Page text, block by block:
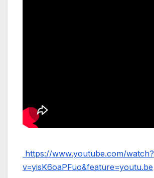
https://www.youtube.com/watch?
v=yisK6oaPFuo&feature=youtu.be